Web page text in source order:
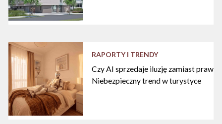
RAPORTY I TRENDY
Czy AI sprzedaje iluzję zamiast
Niebezpieczny trend w turystyce